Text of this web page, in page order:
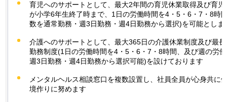
育児へのサポートとして、最大2年間の育児休業取得及び育
が小学6年生終了時まで、1日の労働時間を4・5・6・7・8時
数を通常勤務・週3日勤務・週4日勤務から選択)を可能としま
介護へのサポートとして、最大365日の介護休業制度及び最
勤務制度(1日の労働時間を4・5・6・7・8時間、及び週の労
週3日勤務・週4日勤務から選択可能)を設けております
メンタルヘルス相談窓口を複数設置し、社員全員が心身共に
境作りに努めます